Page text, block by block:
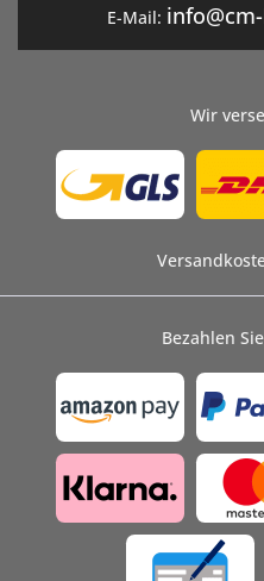
E-Mail:
Wir
Bezahlen